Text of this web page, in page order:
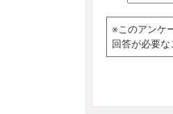
※このアンケ
回答が必要な